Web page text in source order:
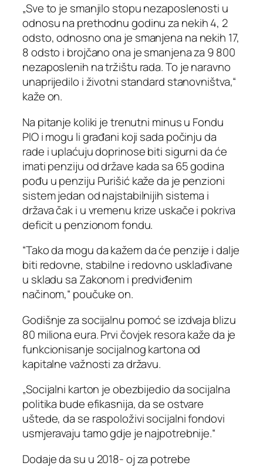
„Sve to je smanjilo stopu nezaposlenosti u
odnosu na prethodnu godinu za nekih 4, 2
odsto, odnosno ona je smanjena na nekih 17,
8 odsto i brojčano ona je smanjena za 9 800
nezaposlenih na tržištu rada. To je naravno
unaprijedilo i životni standard stanovništva,“
kaže on.
Na pitanje koliki je trenutni minus u Fondu
PIO i mogu li građani koji sada počinju da
rade i uplaćuju doprinose biti sigurni da će
imati penziju od države kada sa 65 godina
pođu u penziju Purišić kaže da je penzioni
sistem jedan od najstabilnijih sistema i
država čak i u vremenu krize uskače i pokriva
deficit u penzionom fondu.
“Tako da mogu da kažem da će penzije i dalje
biti redovne, stabilne i redovno usklađivane
u skladu sa Zakonom i predviđenim
načinom,“ poučuke on.
Godišnje za socijalnu pomoć se izdvaja blizu
80 miliona eura. Prvi čovjek resora kaže da je
funkcionisanje socijalnog kartona od
kapitalne važnosti za državu.
„Socijalni karton je obezbijedio da socijalna
politika bude efikasnija, da se ostvare
uštede, da se raspoloživi socijalni fondovi
usmjeravaju tamo gdje je najpotrebnije.“
Dodaje da su u 2018- oj za potrebe